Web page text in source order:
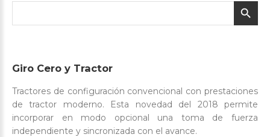
Giro Cero y Tractor
Tractores de configuración convencional con prestaciones
de tractor moderno. Esta novedad del 2018 permite
incorporar en modo opcional una toma de fuerza
independiente y sincronizada con el avance.